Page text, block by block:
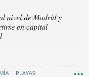
nivel de Madrid y
en capital
PLAYAS